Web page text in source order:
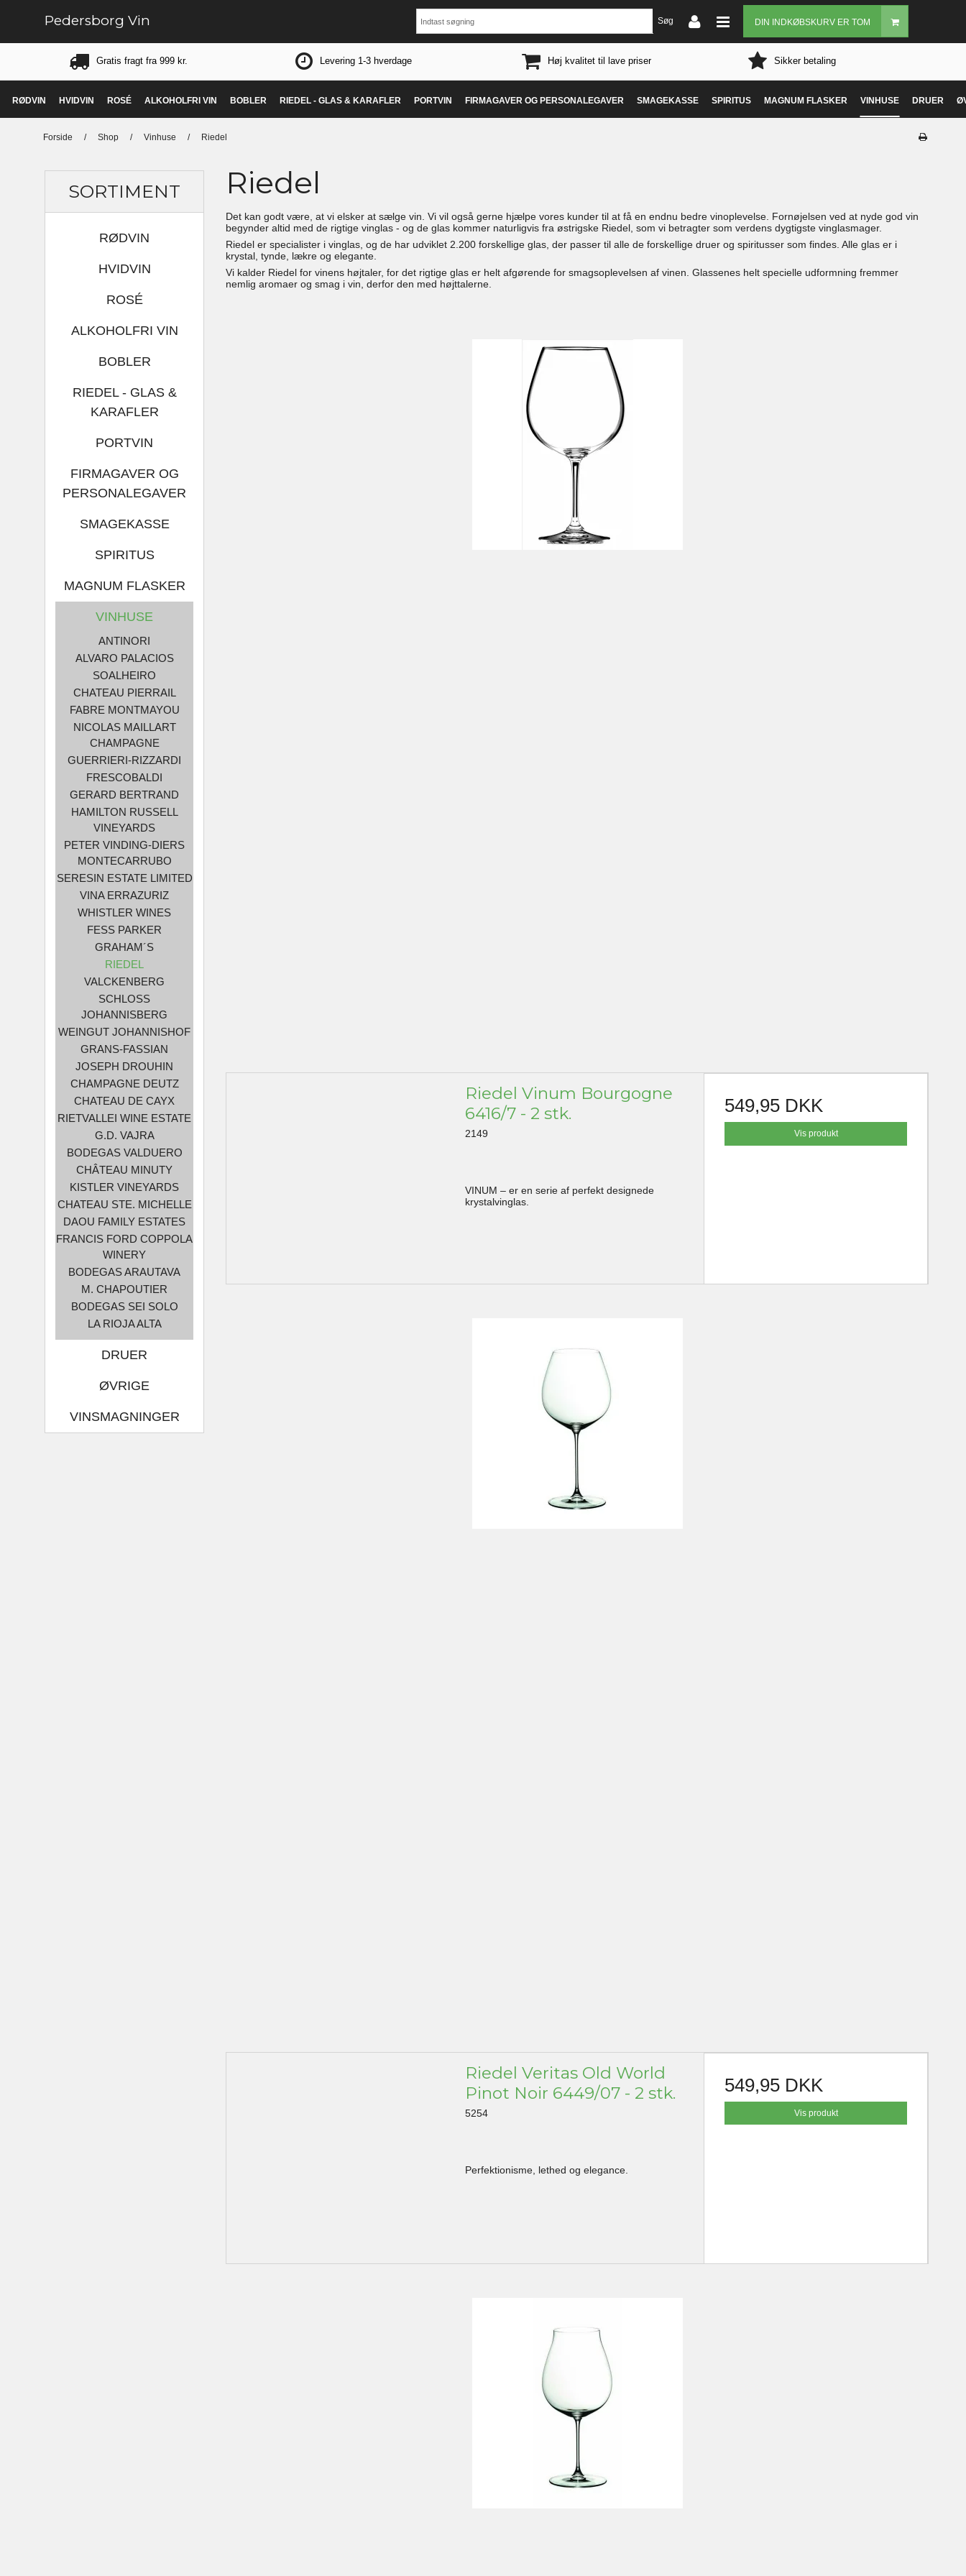
Pedersborg Vin DIN INDKØBSKURV ER TOM
Søg
Gratis fragt fra 999 kr. Levering 1-3 hverdage Høj kvalitet til lave priser Sikker betaling
RØDVIN HVIDVIN ROSÉ ALKOHOLFRI VIN BOBLER RIEDEL - GLAS & KARAFLER PORTVIN FIRMAGAVER OG PERSONALEGAVER SMAGEKASSE SPIRITUS MAGNUM FLASKER VINHUSE DRUER
Forside / Shop / Vinhuse / Riedel
SORTIMENT
RØDVIN
HVIDVIN
ROSÉ
ALKOHOLFRI VIN
BOBLER
RIEDEL - GLAS &
KARAFLER
PORTVIN
FIRMAGAVER OG
PERSONALEGAVER
SMAGEKASSE
SPIRITUS
MAGNUM FLASKER
VINHUSE
ANTINORI
ALVARO PALACIOS
SOALHEIRO
CHATEAU PIERRAIL
FABRE MONTMAYOU
NICOLAS MAILLART
CHAMPAGNE
GUERRIERI-RIZZARDI
FRESCOBALDI
GERARD BERTRAND
HAMILTON RUSSELL
VINEYARDS
PETER VINDING-DIERS
MONTECARRUBO
SERESIN ESTATE LIMITED
VINA ERRAZURIZ
WHISTLER WINES
FESS PARKER
GRAHAM´S
RIEDEL
VALCKENBERG
SCHLOSS
JOHANNISBERG
WEINGUT JOHANNISHOF
GRANS-FASSIAN
JOSEPH DROUHIN
CHAMPAGNE DEUTZ
CHATEAU DE CAYX
RIETVALLEI WINE ESTATE
G.D. VAJRA
BODEGAS VALDUERO
CHÂTEAU MINUTY
KISTLER VINEYARDS
CHATEAU STE. MICHELLE
DAOU FAMILY ESTATES
FRANCIS FORD COPPOLA
WINERY
BODEGAS ARAUTAVA
M. CHAPOUTIER
BODEGAS SEI SOLO
LA RIOJA ALTA
DRUER
ØVRIGE
VINSMAGNINGER
Riedel
Det kan godt være, at vi elsker at sælge vin. Vi vil også gerne hjælpe vores kunder til at få en endnu bedre vinoplevelse. Fornøjelsen ved at nyde god vin
begynder altid med de rigtige vinglas - og de glas kommer naturligvis fra østrigske Riedel, som vi betragter som verdens dygtigste vinglasmager.
Riedel er specialister i vinglas, og de har udviklet 2.200 forskellige glas, der passer til alle de forskellige druer og spiritusser som findes. Alle glas er i
krystal, tynde, lækre og elegante.
Vi kalder Riedel for vinens højtaler, for det rigtige glas er helt afgørende for smagsoplevelsen af vinen. Glassenes helt specielle udformning fremmer
nemlig aromaer og smag i vin, derfor den med højttalerne.
Riedel Vinum Bourgogne
6416/7 - 2 stk.
2149
VINUM – er en serie af perfekt designede
krystalvinglas.
549,95 DKK
Vis produkt
Riedel Veritas Old World
Pinot Noir 6449/07 - 2 stk.
5254
Perfektionisme, lethed og elegance.
549,95 DKK
Vis produkt